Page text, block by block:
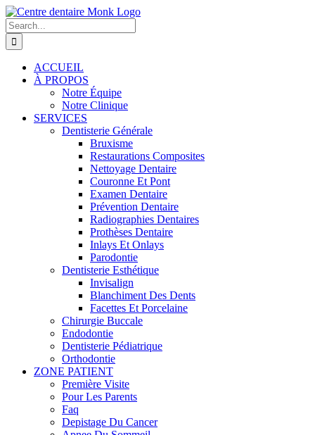
Skip
to
content
Search
for:
ACCUEIL
À PROPOS
Notre Équipe
Notre Clinique
SERVICES
Dentisterie Générale
Bruxisme
Restaurations Composites
Nettoyage Dentaire
Couronne Et Pont
Examen Dentaire
Prévention Dentaire
Radiographies Dentaires
Prothèses Dentaire
Inlays Et Onlays
Parodontie
Dentisterie Esthétique
Invisalign
Blanchiment Des Dents
Facettes Et Porcelaine
Chirurgie Buccale
Endodontie
Dentisterie Pédiatrique
Orthodontie
ZONE PATIENT
Première Visite
Pour Les Parents
Faq
Depistage Du Cancer